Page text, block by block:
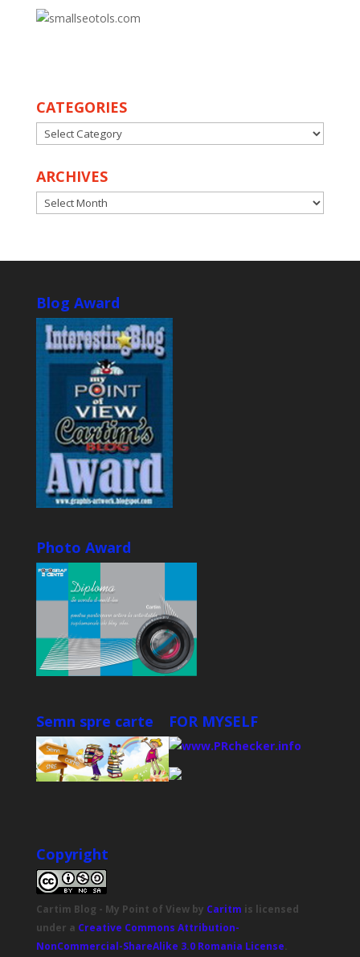
CATEGORIES
CATEGORIES
ARCHIVES
ARCHIVES
Blog Award
Photo Award
Semn spre carte FOR MYSELF
Copyright
Cartim Blog - My Point of Viewby Caritm is licensed
under a Creative Commons Attribution-
NonCommercial-ShareAlike 3.0 Romania License.